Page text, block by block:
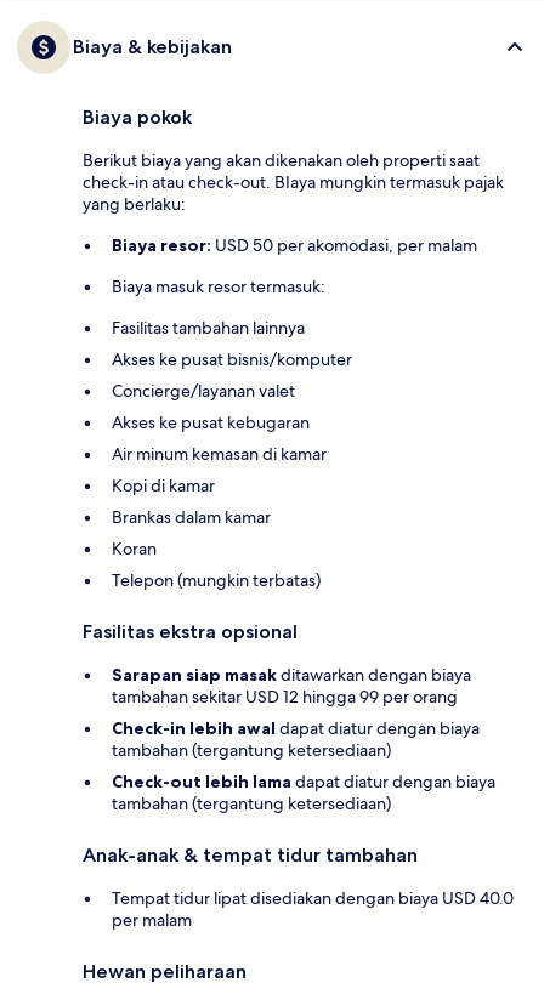
Biaya & kebijakan
Biaya pokok
Berikut biaya yang akan dikenakan oleh properti saat
check-in atau check-out. BIaya mungkin termasuk pajak
yang berlaku:
Biaya resor: USD 50 per akomodasi, per malam
Biaya masuk resor termasuk:
Fasilitas tambahan lainnya
Akses ke pusat bisnis/komputer
Concierge/layanan valet
Akses ke pusat kebugaran
Air minum kemasan di kamar
Kopi di kamar
Brankas dalam kamar
Koran
Telepon (mungkin terbatas)
Fasilitas ekstra opsional
Sarapan siap masakditawarkan dengan biaya
tambahan sekitar USD 12 hingga 99 per orang
Check-in lebih awal dapat diatur dengan biaya
tambahan (tergantung ketersediaan)
Check-out lebih lama dapat diatur dengan biaya
tambahan (tergantung ketersediaan)
Anak-anak & tempat tidur tambahan
Tempat tidur lipat disediakan dengan biaya USD 40.0
per malam
Hewan peliharaan